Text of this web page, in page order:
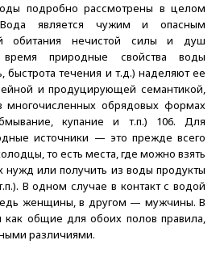
подробно рассмотрены в целом
является чужим и опасным
обитания нечистой силы и душ
природные свойства воды
быстрота течения и т.д.) наделяют ее
и продуцирующей семантикой,
многочисленных обрядовых формах
купание и т.п.) 106. Для
источники — это прежде всего
то есть места, где можно взять
нужд или получить из воды продукты
В одном случае в контакт с водой
женщины, в другом — мужчины. В
как общие для обоих полов правила,
различиями.